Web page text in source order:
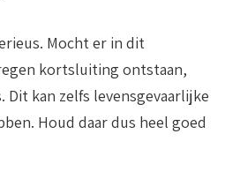
Mocht er in dit
kortsluiting ontstaan,
Dit kan zelfs levensgevaarlijke
Houd daar dus heel goed